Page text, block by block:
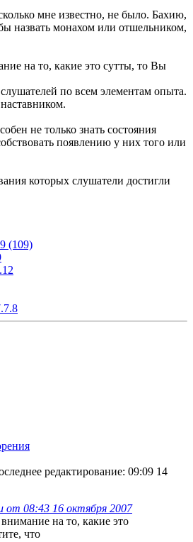
мне известно, не было. Бахию,
назвать монахом или отшельником,
на то, какие это сутты, то Вы
по всем элементам опыта.
не только знать состояния
появлению у них того или
которых слушатели достигли
(109)
редактирование: 09:09 14
08:43 16 октября 2007
на то, какие это
что